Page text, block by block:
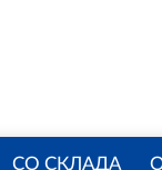
CО СКЛАДА